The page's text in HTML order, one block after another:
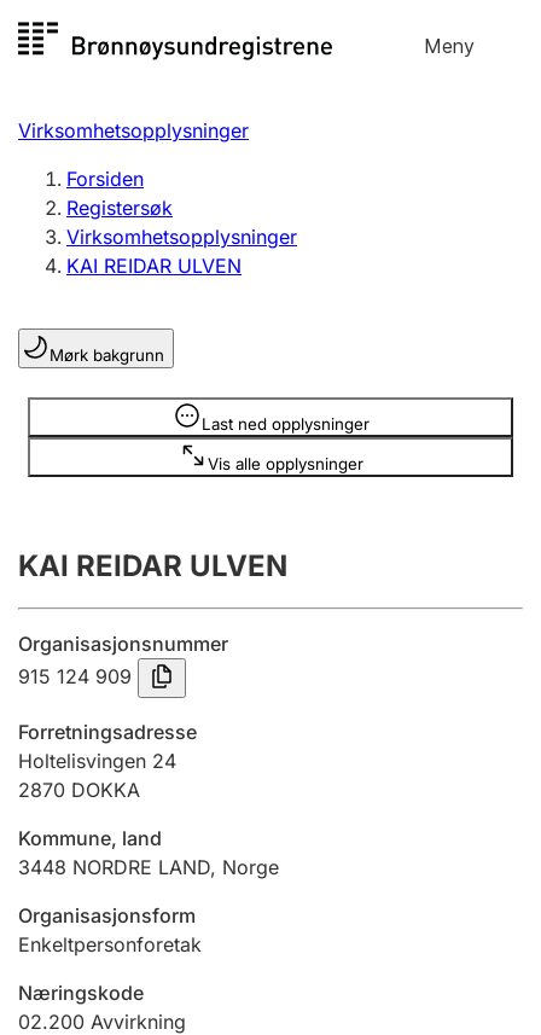
til
Meny
Registersøk
Aksjeselskap
Enkeltpersonforetak
Registrere, endre, slette
Lag og forening
Registrere, endre, slette
Innsending og forsinkelsesgebyr
Tinglysing
Jeger
Ektepaktveileder
Offentlig sektor
Virksomhetsopplysninger
Forsiden
Registersøk
Virksomhetsopplysninger
KAI REIDAR ULVEN
Mørk bakgrunn
Last ned opplysninger
Vis alle opplysninger
Opplysninger er skjult
KAI REIDAR ULVEN
Organisasjonsnummer
915 124 909
Forretningsadresse
Holtelisvingen 24
2870 DOKKA
Kommune, land
3448 NORDRE LAND, Norge
Organisasjonsform
Enkeltpersonforetak
Næringskode
02.200 Avvirkning